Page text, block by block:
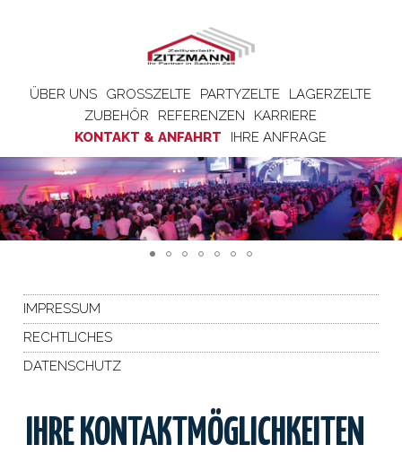
ÜBER UNS GROSSZELTE PARTYZELTE
LAGERZELTE
ZUBEHÖR
REFERENZEN
KARRIERE
KONTAKT & ANFAHRT
IHRE ANFRAGE
IMPRESSUM
RECHTLICHES
DATENSCHUTZ
IHRE KONTAKTMÖGLICHKEITEN